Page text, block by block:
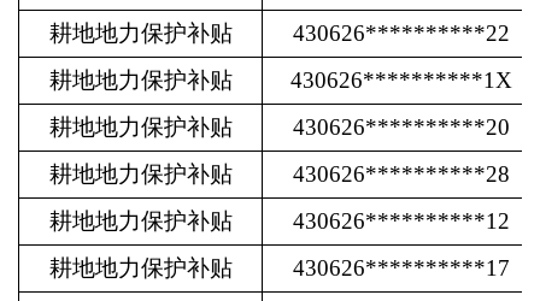
耕地地力保护补贴
430626**********22
耕地地力保护补贴
430626**********1X
耕地地力保护补贴
430626**********20
耕地地力保护补贴
430626**********28
耕地地力保护补贴
430626**********12
耕地地力保护补贴
430626**********17